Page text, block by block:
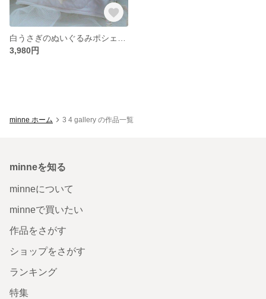
3,980円
minne ホーム 3 4 gallery の作品一覧
minneを知る
minneについて
minneで買いたい
作品をさがす
ショップをさがす
ランキング
特集